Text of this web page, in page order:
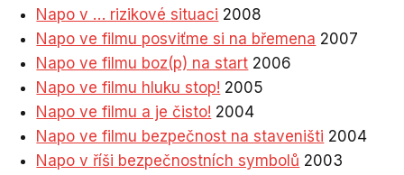
Napo v … rizikové situaci 2008
Napo ve filmu posviťme si na břemena 2007
Napo ve filmu boz(p) na start 2006
Napo ve filmu hluku stop! 2005
Napo ve filmu a je čisto! 2004
Napo ve filmu bezpečnost na staveništi 2004
Napo v říši bezpečnostních symbolů 2003